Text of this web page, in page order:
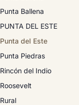
Punta Ballena
PUNTA DEL ESTE
Punta del Este
Punta Piedras
Rincón del Indio
Roosevelt
Rural